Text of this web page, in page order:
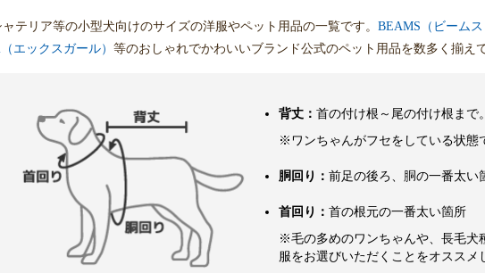
テリア等の小型犬向けのサイズの洋服やペット用品の一覧です。 BEAMS（ビームス
エックスガール） 等のおしゃれでかわいいブランド公式のペット用品を数多く揃え
背丈： 首の付け根～尾の付け根まで。
※ワンちゃんがフセをしている状態
胴回り： 前足の後ろ、胴の一番太い
首回り： 首の根元の一番太い箇所
※毛の多めのワンちゃんや、長毛犬
服をお選びいただくことをオススメ